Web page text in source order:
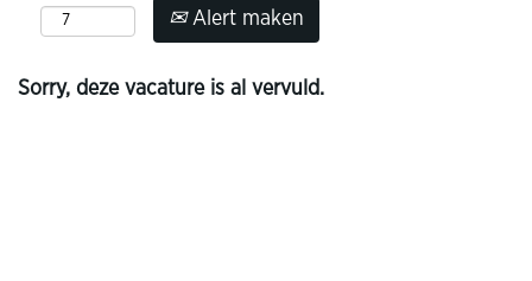
Alert maken
Sorry, deze vacature is al vervuld.